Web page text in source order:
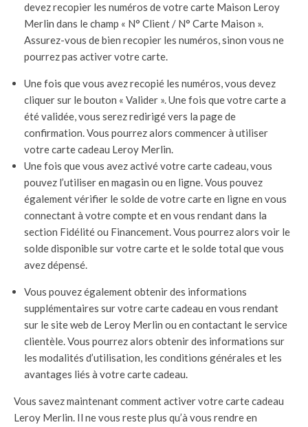
devez recopier les numéros de votre carte Maison Leroy
Merlin dans le champ « N° Client / N° Carte Maison ».
Assurez-vous de bien recopier les numéros, sinon vous ne
pourrez pas activer votre carte.
Une fois que vous avez recopié les numéros, vous devez
cliquer sur le bouton « Valider ». Une fois que votre carte a
été validée, vous serez redirigé vers la page de
confirmation. Vous pourrez alors commencer à utiliser
votre carte cadeau Leroy Merlin.
Une fois que vous avez activé votre carte cadeau, vous
pouvez l’utiliser en magasin ou en ligne. Vous pouvez
également vérifier le solde de votre carte en ligne en vous
connectant à votre compte et en vous rendant dans la
section Fidélité ou Financement. Vous pourrez alors voir le
solde disponible sur votre carte et le solde total que vous
avez dépensé.
Vous pouvez également obtenir des informations
supplémentaires sur votre carte cadeau en vous rendant
sur le site web de Leroy Merlin ou en contactant le service
clientèle. Vous pourrez alors obtenir des informations sur
les modalités d’utilisation, les conditions générales et les
avantages liés à votre carte cadeau.
Vous savez maintenant comment activer votre carte cadeau
Leroy Merlin. Il ne vous reste plus qu’à vous rendre en